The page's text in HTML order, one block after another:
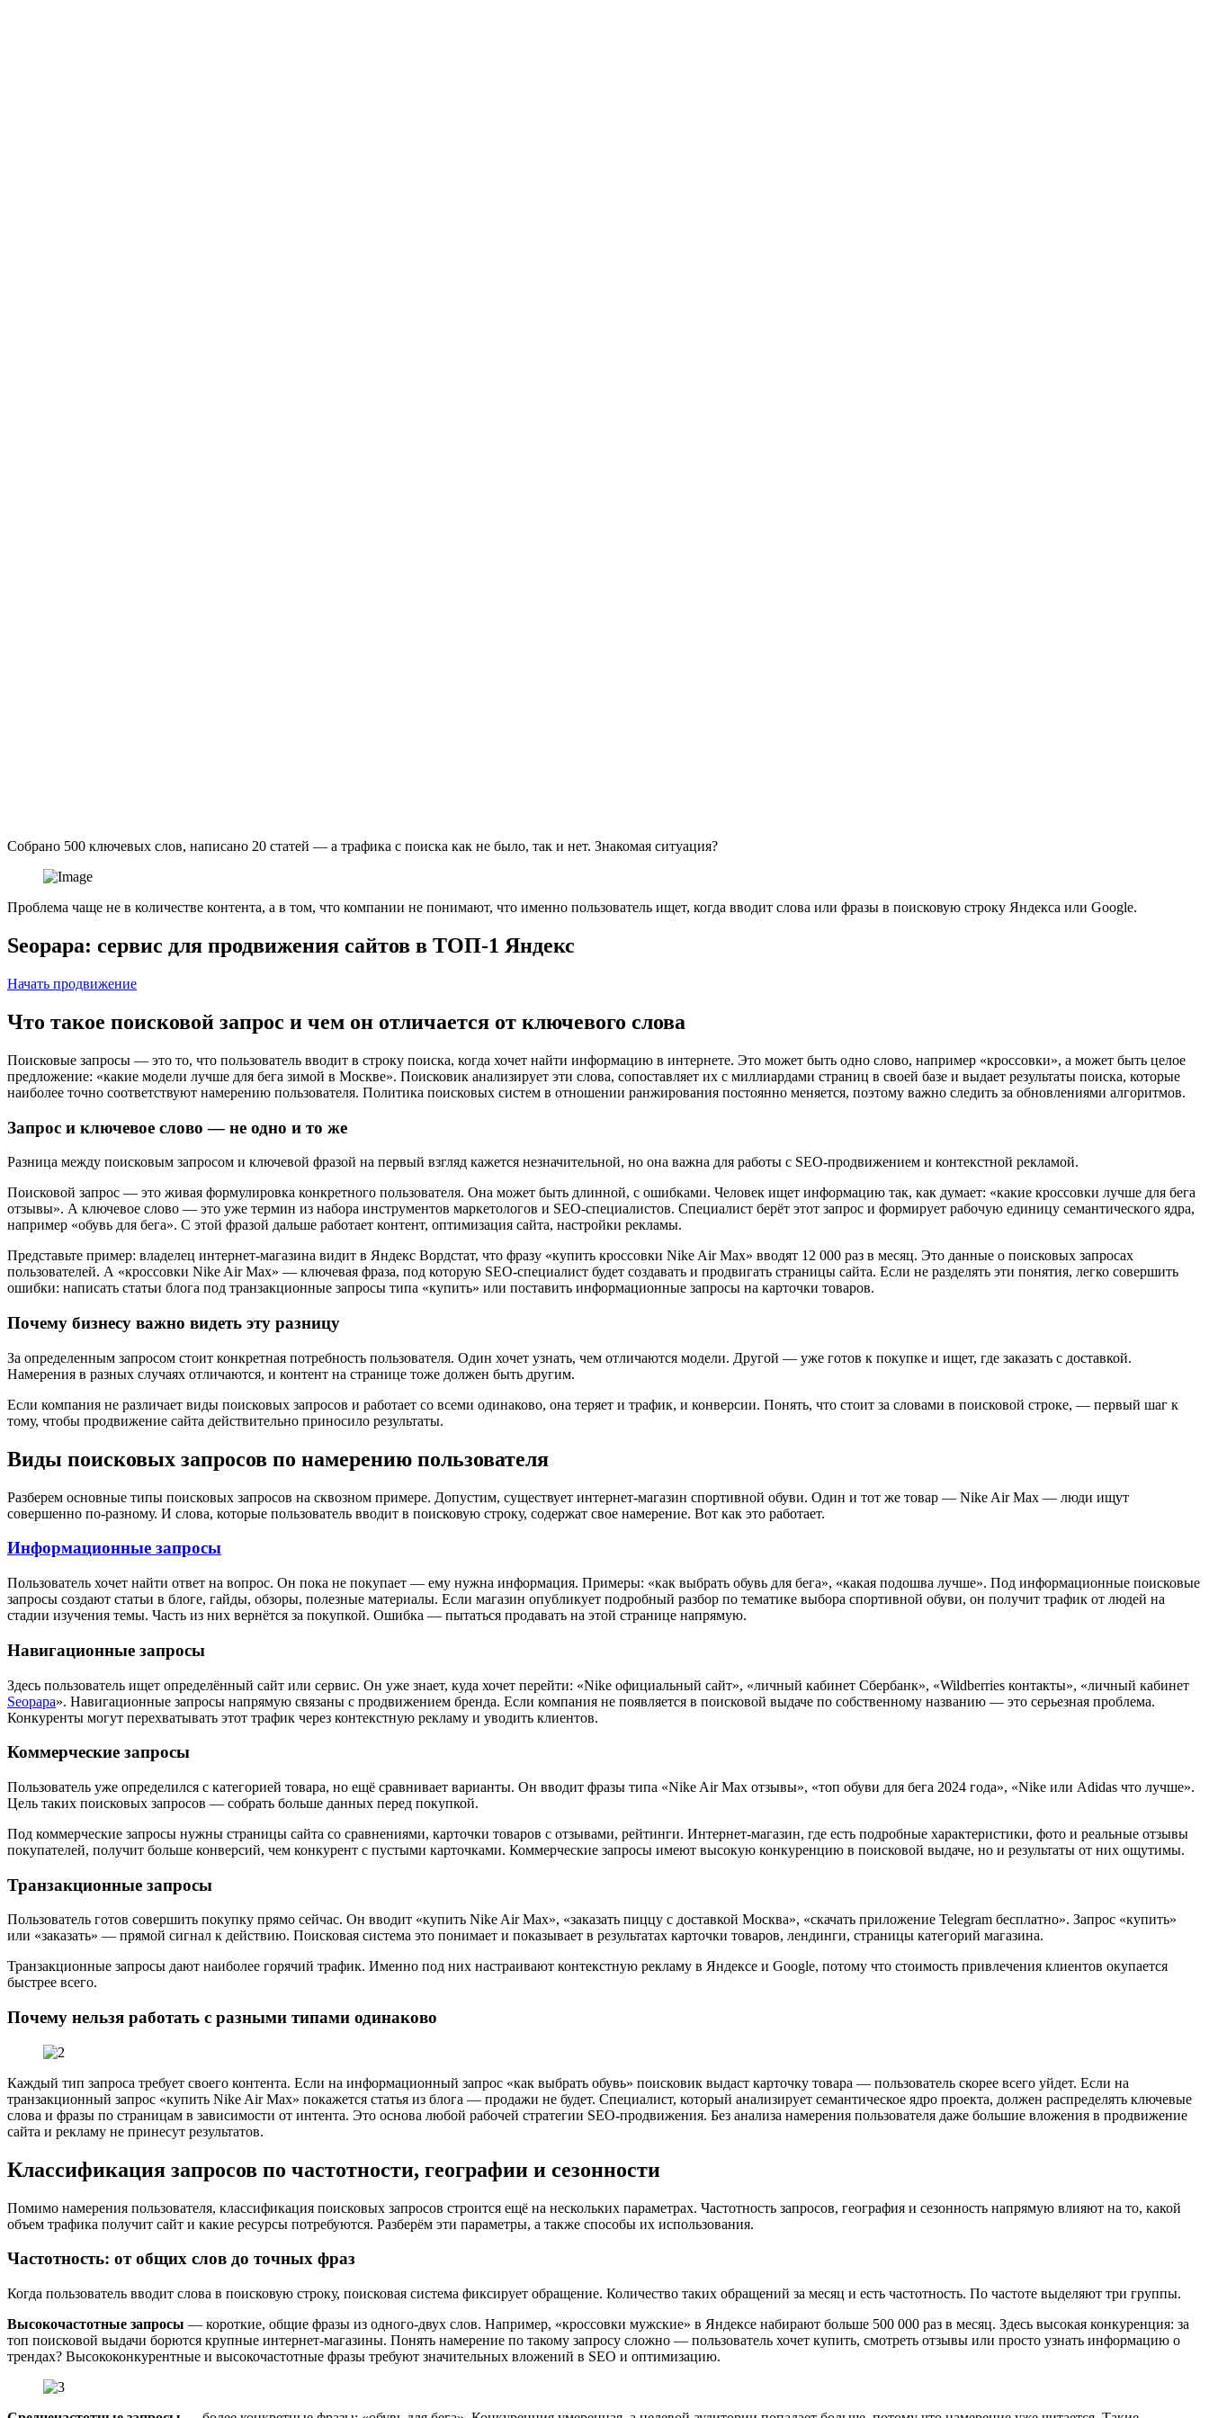
Собрано 500 ключевых слов, написано 20 статей — а трафика с поиска как не было, так и нет. Знакомая ситуация?
Проблема чаще не в количестве контента, а в том, что компании не понимают, что именно пользователь ищет, когда вводит слова или фразы в поисковую строку Яндекса или Google.
Seopapa: сервис для продвижения сайтов в ТОП-1 Яндекс
Начать продвижение
Что такое поисковой запрос и чем он отличается от ключевого слова
Поисковые запросы — это то, что пользователь вводит в строку поиска, когда хочет найти информацию в интернете. Это может быть одно слово, например «кроссовки», а может быть целое
предложение: «какие модели лучше для бега зимой в Москве». Поисковик анализирует эти слова, сопоставляет их с миллиардами страниц в своей базе и выдает результаты поиска, которые
наиболее точно соответствуют намерению пользователя. Политика поисковых систем в отношении ранжирования постоянно меняется, поэтому важно следить за обновлениями алгоритмов.
Запрос и ключевое слово — не одно и то же
Разница между поисковым запросом и ключевой фразой на первый взгляд кажется незначительной, но она важна для работы с SEO-продвижением и контекстной рекламой.
Поисковой запрос — это живая формулировка конкретного пользователя. Она может быть длинной, с ошибками. Человек ищет информацию так, как думает: «какие кроссовки лучше для бега
отзывы». А ключевое слово — это уже термин из набора инструментов маркетологов и SEO-специалистов. Специалист берёт этот запрос и формирует рабочую единицу семантического ядра,
например «обувь для бега». С этой фразой дальше работает контент, оптимизация сайта, настройки рекламы.
Представьте пример: владелец интернет-магазина видит в Яндекс Вордстат, что фразу «купить кроссовки Nike Air Max» вводят 12 000 раз в месяц. Это данные о поисковых запросах
пользователей. А «кроссовки Nike Air Max» — ключевая фраза, под которую SEO-специалист будет создавать и продвигать страницы сайта. Если не разделять эти понятия, легко совершить
ошибки: написать статьи блога под транзакционные запросы типа «купить» или поставить информационные запросы на карточки товаров.
Почему бизнесу важно видеть эту разницу
За определенным запросом стоит конкретная потребность пользователя. Один хочет узнать, чем отличаются модели. Другой — уже готов к покупке и ищет, где заказать с доставкой.
Намерения в разных случаях отличаются, и контент на странице тоже должен быть другим.
Если компания не различает виды поисковых запросов и работает со всеми одинаково, она теряет и трафик, и конверсии. Понять, что стоит за словами в поисковой строке, — первый шаг к
тому, чтобы продвижение сайта действительно приносило результаты.
Виды поисковых запросов по намерению пользователя
Разберем основные типы поисковых запросов на сквозном примере. Допустим, существует интернет-магазин спортивной обуви. Один и тот же товар — Nike Air Max — люди ищут
совершенно по-разному. И слова, которые пользователь вводит в поисковую строку, содержат свое намерение. Вот как это работает.
Информационные запросы
Пользователь хочет найти ответ на вопрос. Он пока не покупает — ему нужна информация. Примеры: «как выбрать обувь для бега», «какая подошва лучше». Под информационные поисковые
запросы создают статьи в блоге, гайды, обзоры, полезные материалы. Если магазин опубликует подробный разбор по тематике выбора спортивной обуви, он получит трафик от людей на
стадии изучения темы. Часть из них вернётся за покупкой. Ошибка — пытаться продавать на этой странице напрямую.
Навигационные запросы
Здесь пользователь ищет определённый сайт или сервис. Он уже знает, куда хочет перейти: «Nike официальный сайт», «личный кабинет Сбербанк», «Wildberries контакты», «личный кабинет
Seopapa». Навигационные запросы напрямую связаны с продвижением бренда. Если компания не появляется в поисковой выдаче по собственному названию — это серьезная проблема.
Конкуренты могут перехватывать этот трафик через контекстную рекламу и уводить клиентов.
Коммерческие запросы
Пользователь уже определился с категорией товара, но ещё сравнивает варианты. Он вводит фразы типа «Nike Air Max отзывы», «топ обуви для бега 2024 года», «Nike или Adidas что лучше».
Цель таких поисковых запросов — собрать больше данных перед покупкой.
Под коммерческие запросы нужны страницы сайта со сравнениями, карточки товаров с отзывами, рейтинги. Интернет-магазин, где есть подробные характеристики, фото и реальные отзывы
покупателей, получит больше конверсий, чем конкурент с пустыми карточками. Коммерческие запросы имеют высокую конкуренцию в поисковой выдаче, но и результаты от них ощутимы.
Транзакционные запросы
Пользователь готов совершить покупку прямо сейчас. Он вводит «купить Nike Air Max», «заказать пиццу с доставкой Москва», «скачать приложение Telegram бесплатно». Запрос «купить»
или «заказать» — прямой сигнал к действию. Поисковая система это понимает и показывает в результатах карточки товаров, лендинги, страницы категорий магазина.
Транзакционные запросы дают наиболее горячий трафик. Именно под них настраивают контекстную рекламу в Яндексе и Google, потому что стоимость привлечения клиентов окупается
быстрее всего.
Почему нельзя работать с разными типами одинаково
Каждый тип запроса требует своего контента. Если на информационный запрос «как выбрать обувь» поисковик выдаст карточку товара — пользователь скорее всего уйдет. Если на
транзакционный запрос «купить Nike Air Max» покажется статья из блога — продажи не будет. Специалист, который анализирует семантическое ядро проекта, должен распределять ключевые
слова и фразы по страницам в зависимости от интента. Это основа любой рабочей стратегии SEO-продвижения. Без анализа намерения пользователя даже большие вложения в продвижение
сайта и рекламу не принесут результатов.
Классификация запросов по частотности, географии и сезонности
Помимо намерения пользователя, классификация поисковых запросов строится ещё на нескольких параметрах. Частотность запросов, география и сезонность напрямую влияют на то, какой
объем трафика получит сайт и какие ресурсы потребуются. Разберём эти параметры, а также способы их использования.
Частотность: от общих слов до точных фраз
Когда пользователь вводит слова в поисковую строку, поисковая система фиксирует обращение. Количество таких обращений за месяц и есть частотность. По частоте выделяют три группы.
Высокочастотные запросы — короткие, общие фразы из одного-двух слов. Например, «кроссовки мужские» в Яндексе набирают больше 500 000 раз в месяц. Здесь высокая конкуренция: за
топ поисковой выдачи борются крупные интернет-магазины. Понять намерение по такому запросу сложно — пользователь хочет купить, смотреть отзывы или просто узнать информацию о
трендах? Высококонкурентные и высокочастотные фразы требуют значительных вложений в SEO и оптимизацию.